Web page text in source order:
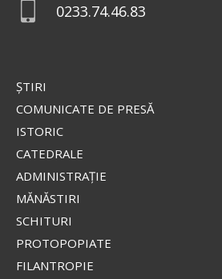
0233.74.46.83
ŞTIRI
COMUNICATE DE PRESĂ
ISTORIC
CATEDRALE
ADMINISTRAŢIE
MĂNĂSTIRI
SCHITURI
PROTOPOPIATE
FILANTROPIE